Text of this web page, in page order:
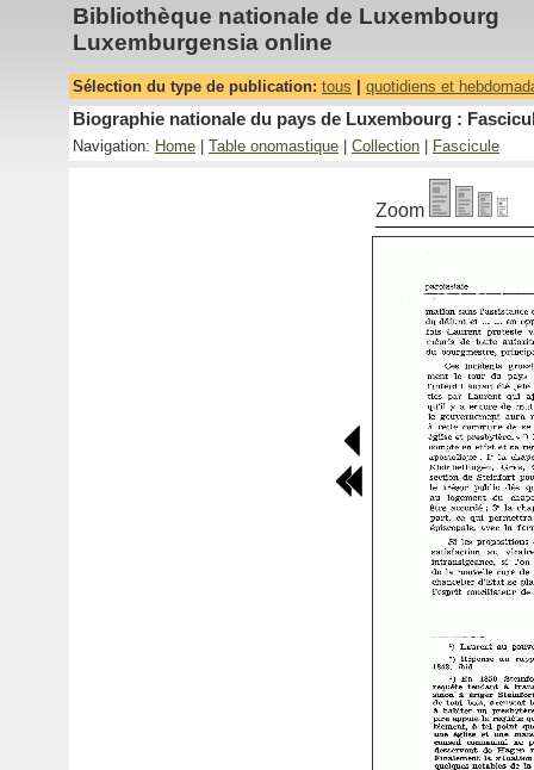
Bibliothèque nationale de Luxembourg
Luxemburgensia online
Sélection du type de publication: tous quotidiens et
Biographie nationale du pays de Luxembourg :
Navigation: Home Table onomastique Collection Fascicule
Zoom